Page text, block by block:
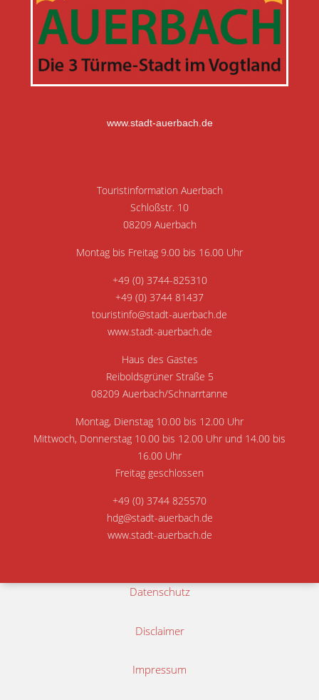
www.stadt-auerbach.de
Touristinformation Auerbach
Schloßstr. 10
08209 Auerbach
Montag bis Freitag 9.00 bis 16.00 Uhr
+49 (0) 3744-825310
+49 (0) 3744 81437
touristinfo@stadt-auerbach.de
www.stadt-auerbach.de
Haus des Gastes
Reiboldsgrüner Straße 5
08209 Auerbach/Schnarrtanne
Montag, Dienstag 10.00 bis 12.00 Uhr
Mittwoch, Donnerstag 10.00 bis 12.00 Uhr und 14.00 bis
16.00 Uhr
Freitag geschlossen
+49 (0) 3744 825570
hdg@stadt-auerbach.de
www.stadt-auerbach.de
Datenschutz
Disclaimer
Impressum